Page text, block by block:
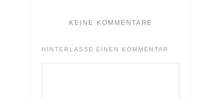
KEINE KOMMENTARE
HINTERLASSE EINEN KOMMENTAR